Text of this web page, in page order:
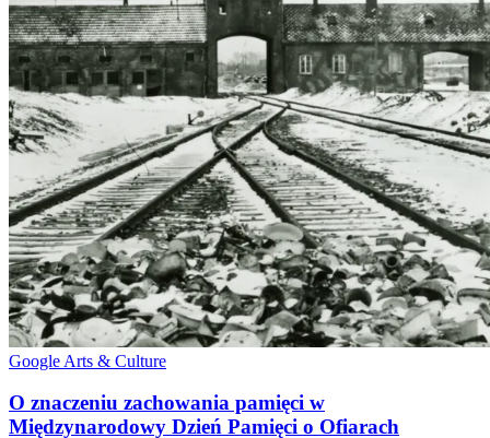
Google Arts & Culture
O znaczeniu zachowania pamięci w
Międzynarodowy Dzień Pamięci o Ofiarach